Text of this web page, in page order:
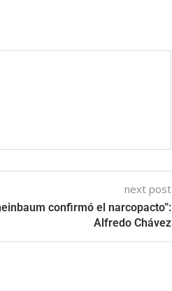
next post
confirmó el narcopacto”:
Alfredo Chávez